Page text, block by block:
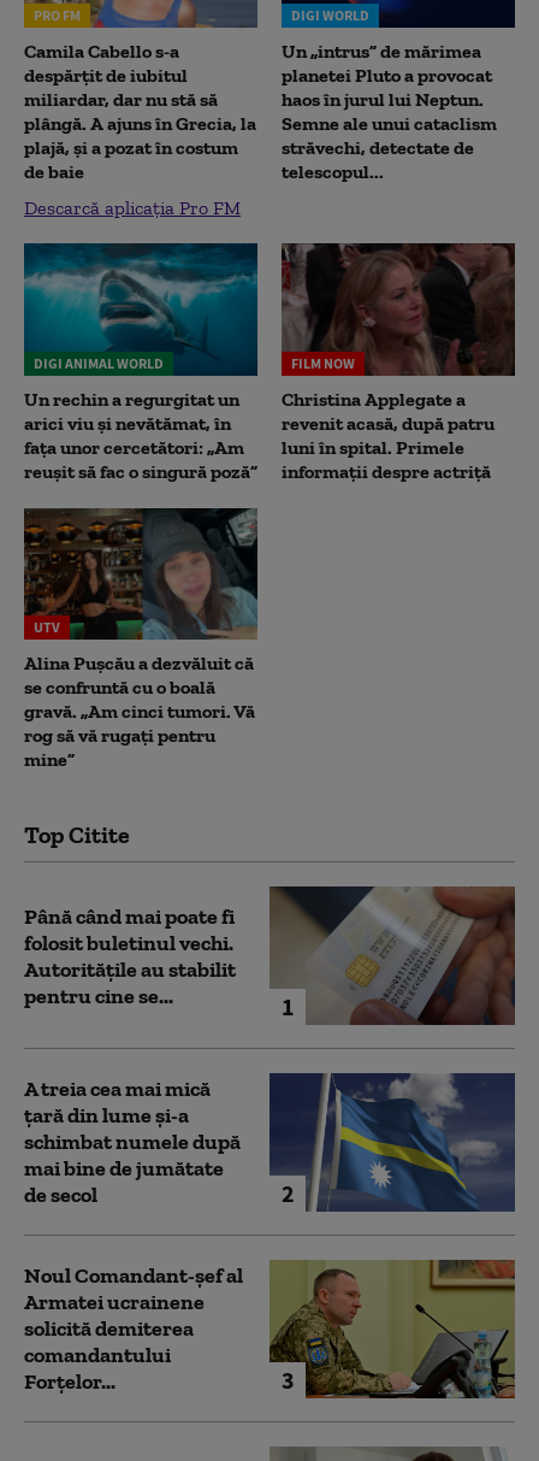
PRO FM
Camila Cabello s-a
despărțit de iubitul
miliardar, dar nu stă să
plângă. A ajuns în Grecia, la
plajă, și a pozat în costum
de baie
Descarcă aplicația Pro FM
DIGI WORLD
Un „intrus” de mărimea
planetei Pluto a provocat
haos în jurul lui Neptun.
Semne ale unui cataclism
străvechi, detectate de
telescopul...
DIGI ANIMAL WORLD
Un rechin a regurgitat un
arici viu și nevătămat, în
fața unor cercetători: „Am
reușit să fac o singură poză”
FILM NOW
Christina Applegate a
revenit acasă, după patru
luni în spital. Primele
informații despre actriță
UTV
Alina Pușcău a dezvăluit că
se confruntă cu o boală
gravă. „Am cinci tumori. Vă
rog să vă rugați pentru
mine”
Top Citite
1
Până când mai poate fi
folosit buletinul vechi.
Autoritățile au stabilit
pentru cine se...
2
A treia cea mai mică
țară din lume și-a
schimbat numele după
mai bine de jumătate
de secol
3
Noul Comandant-șef al
Armatei ucrainene
solicită demiterea
comandantului
Forțelor...